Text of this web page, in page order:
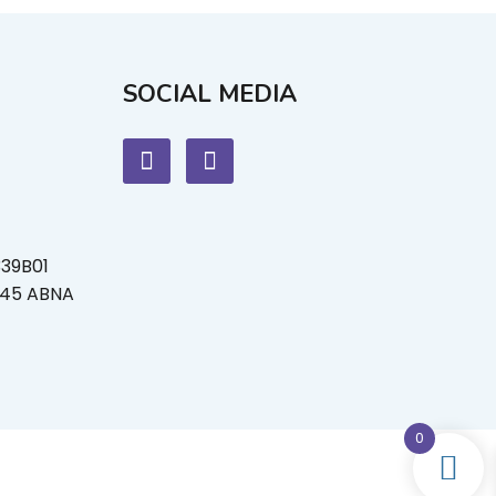
ABNA
SOCIAL MEDIA
0